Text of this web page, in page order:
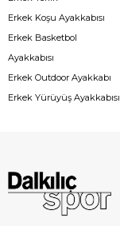
Erkek Koşu Ayakkabısı
Erkek Basketbol
Ayakkabısı
Erkek Outdoor Ayakkabı
Erkek Yürüyüş Ayakkabısı